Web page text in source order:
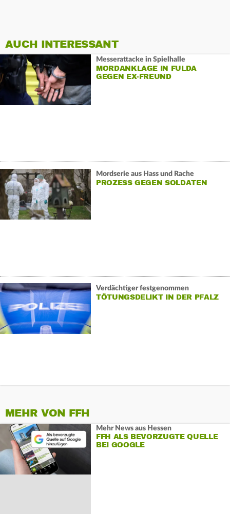
AUCH INTERESSANT
Messerattacke in Spielhalle
MORDANKLAGE IN FULDA
GEGEN EX-FREUND
Mordserie aus Hass und Rache
PROZESS GEGEN SOLDATEN
Verdächtiger festgenommen
TÖTUNGSDELIKT IN DER PFALZ
MEHR VON FFH
Mehr News aus Hessen
FFH ALS BEVORZUGTE QUELLE
BEI GOOGLE